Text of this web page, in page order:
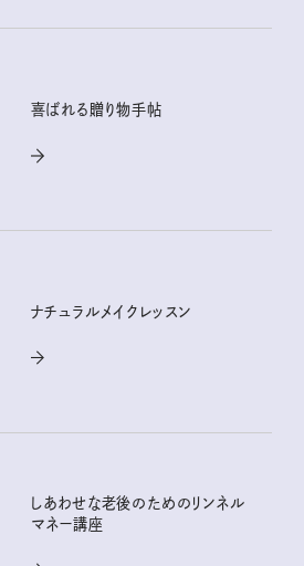
喜ばれる贈り物手帖
ナチュラルメイクレッスン
しあわせな老後のためのリンネル
マネー講座